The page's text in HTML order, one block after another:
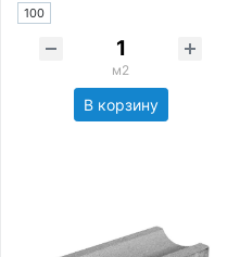
100
м2
В корзину